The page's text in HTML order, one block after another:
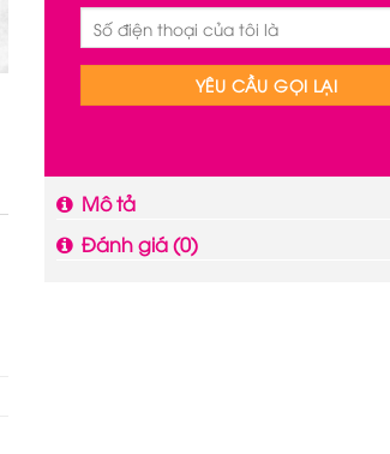
Mô tả
Đánh giá (0)